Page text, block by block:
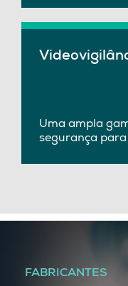
Uma ampla
segurança para
FABRICANTES